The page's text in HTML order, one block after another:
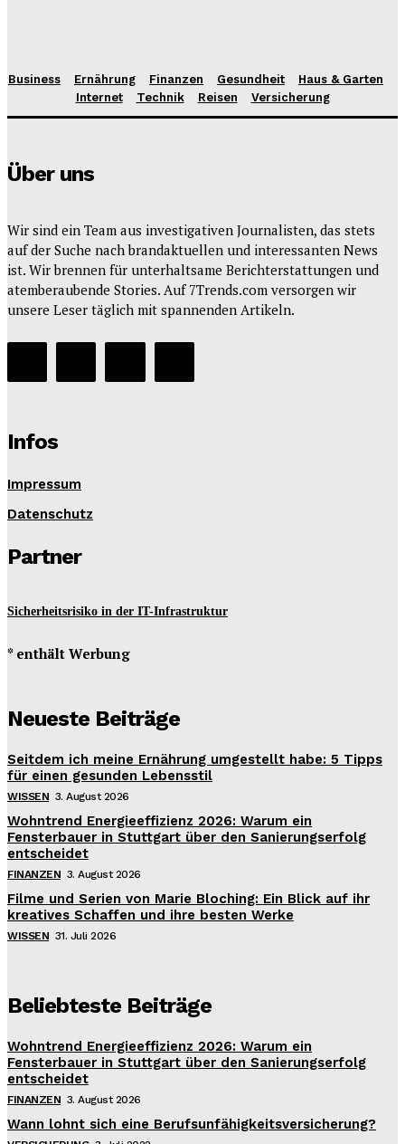
Business Ernährung Finanzen Gesundheit
Haus & Garten
Internet
Technik Reisen Versicherung
Über uns
Wir sind ein Team aus investigativen Journalisten, das stets
auf der Suche nach brandaktuellen und interessanten News
ist. Wir brennen für unterhaltsame Berichterstattungen und
atemberaubende Stories. Auf 7Trends.com versorgen wir
unsere Leser täglich mit spannenden Artikeln.
Infos
Impressum
Datenschutz
Partner
Sicherheitsrisiko in der IT-Infrastruktur
* enthält Werbung
Neueste Beiträge
Seitdem ich meine Ernährung umgestellt habe: 5 Tipps
für einen gesunden Lebensstil
WISSEN 3. August 2026
Wohntrend Energieeffizienz 2026: Warum ein
Fensterbauer in Stuttgart über den Sanierungserfolg
entscheidet
FINANZEN 3. August 2026
Filme und Serien von Marie Bloching: Ein Blick auf ihr
kreatives Schaffen und ihre besten Werke
WISSEN 31. Juli 2026
Beliebteste Beiträge
Wohntrend Energieeffizienz 2026: Warum ein
Fensterbauer in Stuttgart über den Sanierungserfolg
entscheidet
FINANZEN 3. August 2026
Wann lohnt sich eine Berufsunfähigkeitsversicherung?